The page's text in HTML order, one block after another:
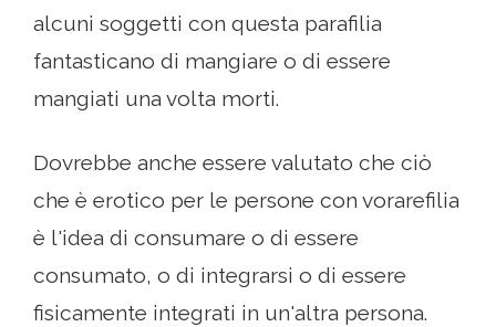
alcuni soggetti con questa parafilia
fantasticano di mangiare o di essere
mangiati una volta morti.
Dovrebbe anche essere valutato che ciò
che è erotico per le persone con vorarefilia
è l'idea di consumare o di essere
consumato, o di integrarsi o di essere
fisicamente integrati in un'altra persona.